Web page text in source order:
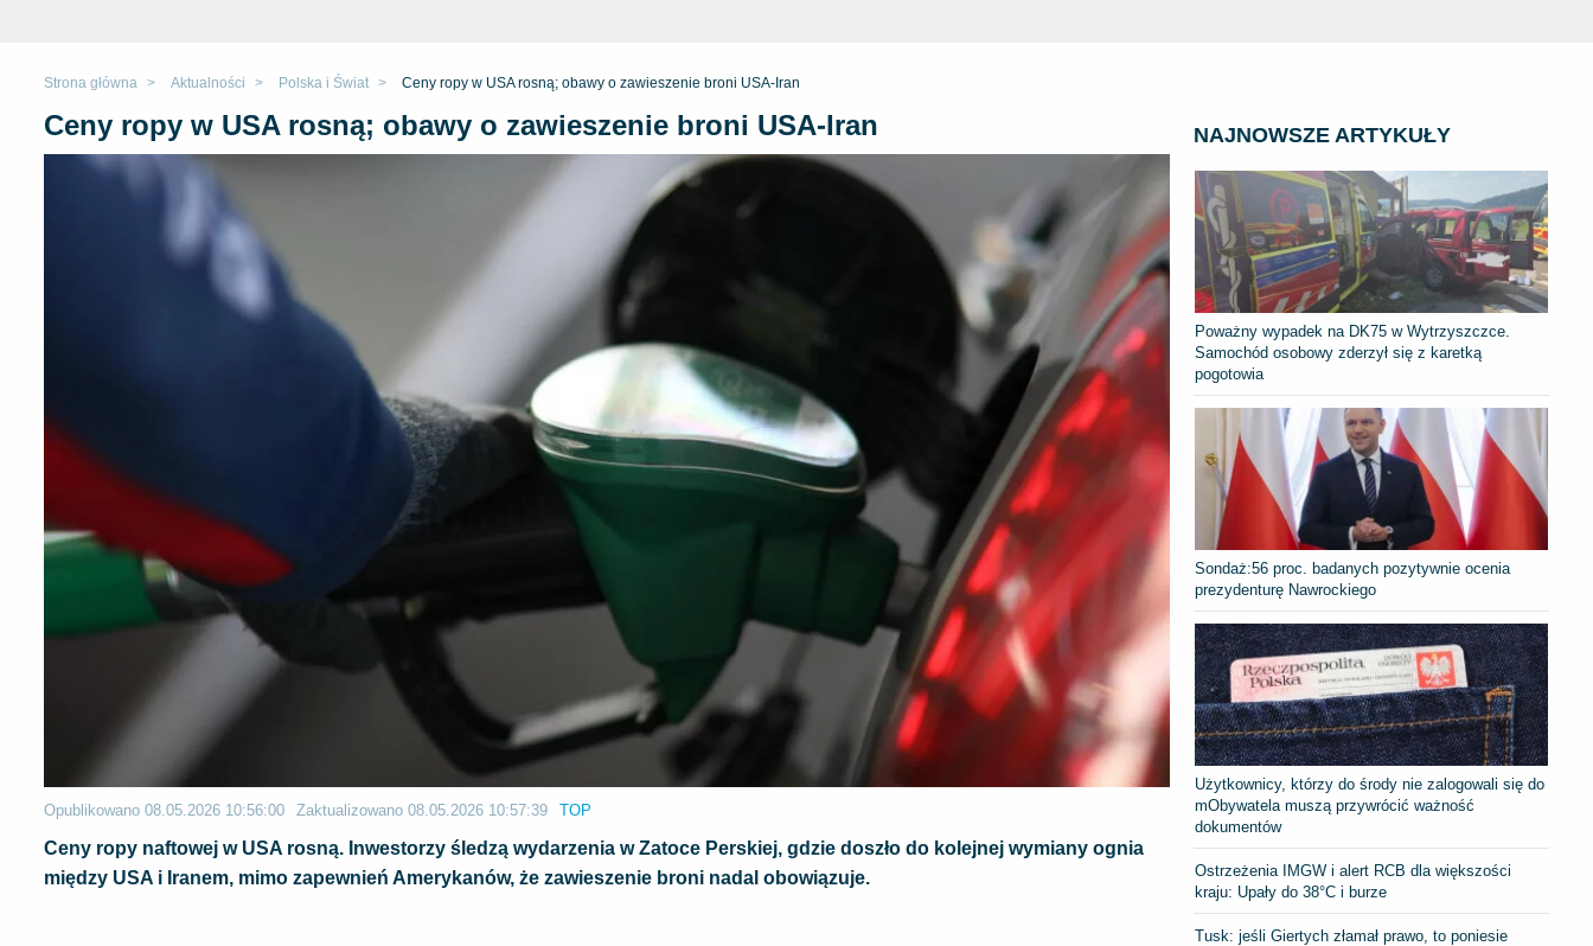
Strona główna Aktualności Polska i Świat Ceny ropy w USA rosną; obawy o zawieszenie broni USA-Iran
Ceny ropy w USA rosną; obawy o zawieszenie broni USA-Iran
Opublikowano 08.05.2026 10:56:00 Zaktualizowano 08.05.2026 10:57:39 TOP
Ceny ropy naftowej w USA rosną. Inwestorzy śledzą wydarzenia w Zatoce Perskiej, gdzie doszło do kolejnej wymiany ognia
między USA i Iranem, mimo zapewnień Amerykanów, że zawieszenie broni nadal obowiązuje.
NAJNOWSZE ARTYKUŁY
Poważny wypadek na DK75 w Wytrzyszczce.
Samochód osobowy zderzył się z karetką
pogotowia
​Sondaż:56 proc. badanych pozytywnie ocenia
prezydenturę Nawrockiego
Użytkownicy, którzy do środy nie zalogowali się do
mObywatela muszą przywrócić ważność
dokumentów
Ostrzeżenia IMGW i alert RCB dla większości
kraju: Upały do 38°C i burze
Tusk: jeśli Giertych złamał prawo, to poniesie